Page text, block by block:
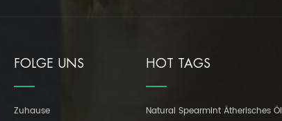
FOLGE UNS
Zuhause
HOT TAGS
Natural Spearmint Ätherisches Öl